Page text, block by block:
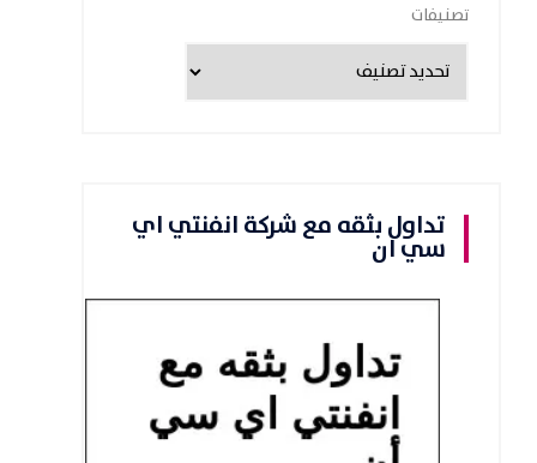
تصنيفات
تداول بثقه مع شركة انفنتي اي
سي ان